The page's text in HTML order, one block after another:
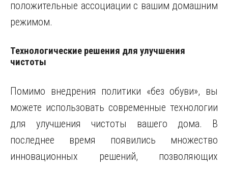
положительные ассоциации с вашим домашним
режимом.
Технологические решения для улучшения
чистоты
Помимо внедрения политики «без обуви», вы
можете использовать современные технологии
для улучшения чистоты вашего дома. В
последнее время появились множество
инновационных решений, позволяющих